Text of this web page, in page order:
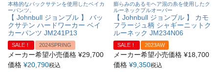
本格的なバックサテンを使用したベイカ
ーパンツ。
【 Johnbull ジョンブル 】 バッ
クサテン ハードワーカー ベイ
カーパンツ JM241P13
SALE！ 2024SPRING
メーカー希望小売価格 ¥29,700
価格 ¥20,790税込
膨らみのあるモヘア混の糸を使用したク
ルーネックプルオーバー
【 Johnbull ジョンブル 】 カモ
フラージュ柄 シャギーニットク
ルーネック JM234N06
SALE！ 2023AW
メーカー希望小売価格 ¥18,700
価格 ¥9,350税込